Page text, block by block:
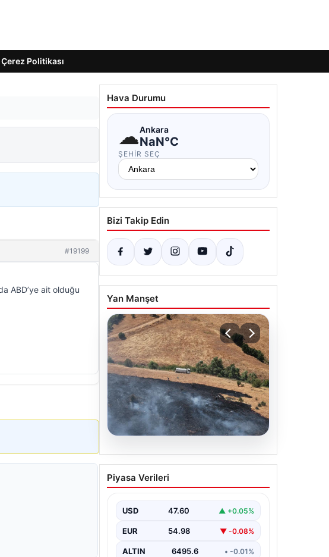
Çerez Politikası
#19199
ABD’ye ait olduğu
Hava Durumu
☁Ankara
NaN°C
ŞEHIR SEÇ
Bizi Takip Edin
Yan Manşet
05.08.2026
Tunceli’de otluk alandan
ormana sıçrayan yangın
Piyasa Verileri
USD 47.60 ▲ +0.05%
EUR 54.98 ▼ -0.08%
ALTIN 6495.6 • -0.01%